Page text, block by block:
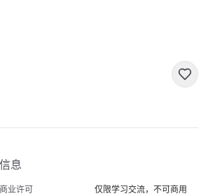
信息
商业许可 仅限学习交流，不可商用